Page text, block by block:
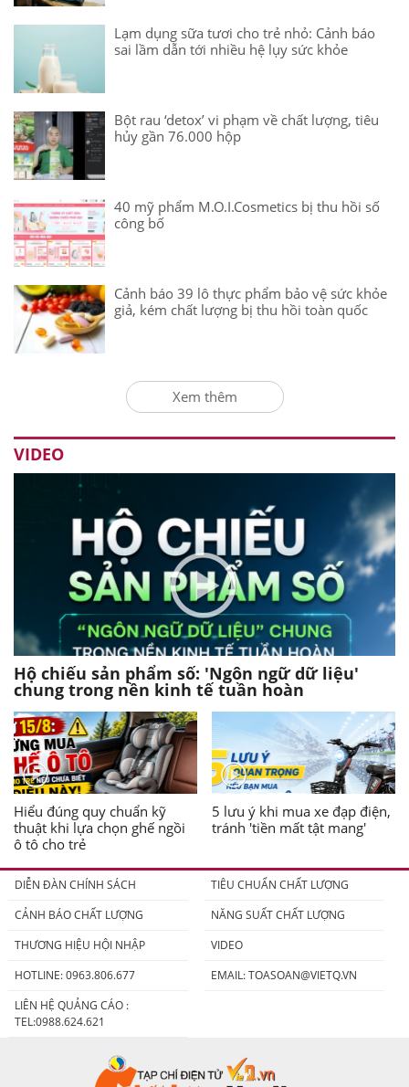
Lạm dụng sữa tươi cho trẻ nhỏ: Cảnh báo
sai lầm dẫn tới nhiều hệ lụy sức khỏe
Bột rau ‘detox’ vi phạm về chất lượng, tiêu
hủy gần 76.000 hộp
40 mỹ phẩm M.O.I.Cosmetics bị thu hồi số
công bố
Cảnh báo 39 lô thực phẩm bảo vệ sức khỏe
giả, kém chất lượng bị thu hồi toàn quốc
Xem thêm
VIDEO
Hộ chiếu sản phẩm số: 'Ngôn ngữ dữ liệu'
chung trong nền kinh tế tuần hoàn
Hiểu đúng quy chuẩn kỹ
thuật khi lựa chọn ghế ngồi
ô tô cho trẻ
5 lưu ý khi mua xe đạp điện,
tránh 'tiền mất tật mang'
DIỄN ĐÀN CHÍNH SÁCH
TIÊU CHUẨN CHẤT LƯỢNG
CẢNH BÁO CHẤT LƯỢNG
NĂNG SUẤT CHẤT LƯỢNG
THƯƠNG HIỆU HỘI NHẬP
VIDEO
HOTLINE: 0963.806.677
EMAIL:TOASOAN@VIETQ.VN
LIÊN HỆ QUẢNG CÁO :
TEL:0988.624.621